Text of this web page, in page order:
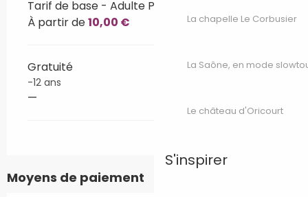
La chapelle Le Corbusier
La Saône, en mode
Le château d'Oricourt
S'inspirer
Tarif de base - Adulte Plein tarif
À partir de10,00 €
Gratuité
-12 ans
—
Moyens de paiement